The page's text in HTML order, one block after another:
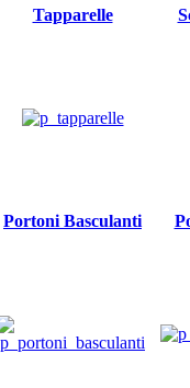
Tapparelle
Portoni Basculanti